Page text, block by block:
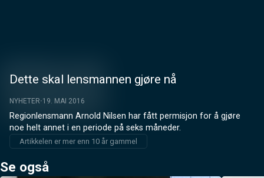
Dette skal lensmannen gjøre nå
NYHETER 19. MAI 2016
Regionlensmann Arnold Nilsen har fått permisjon for å gjøre
noe helt annet i en periode på seks måneder.
Artikkelen er mer enn 10 år gammel
Se også